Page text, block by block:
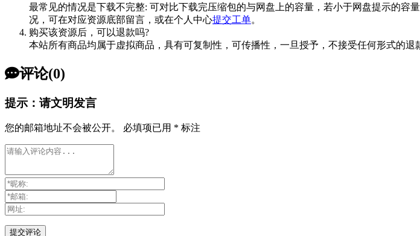
最常见的情况是下载不完整: 可对比下载完压缩包的与网盘上的容量，若小于网盘提示的
况，可在对应资源底部留言，或在个人中心提交工单。
购买该资源后，可以退款吗?
本站所有商品均属于虚拟商品，具有可复制性，可传播性，一旦授予，不接受任何形式的
评论(0)
提示：请文明发言
您的邮箱地址不会被公开。 必填项已用 * 标注